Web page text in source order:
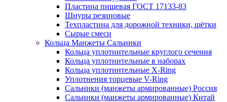
Пластина пищевая ГОСТ 17133-83
Шнуры резиновые
Техпластина для дорожной техники, щётки
Сырые смеси
Кольца Манжеты Сальники
Кольца уплотнительные круглого сечения
Кольца уплотнительные в наборах
Кольца уплотнительные Х-Ring
Уплотнения торцевые V-Ring
Сальники (манжеты армированные) Россия
Сальники (манжеты армированные) Китай